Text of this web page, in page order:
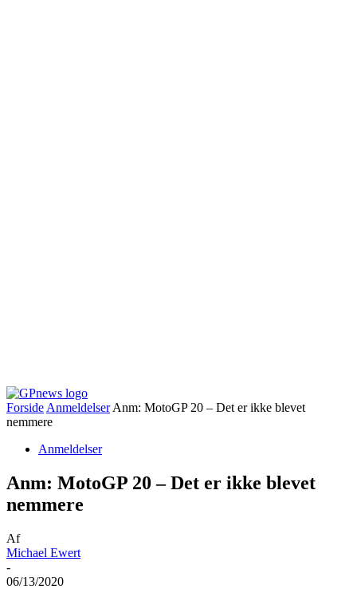
Forside Anmeldelser Anm: MotoGP 20 – Det er ikke blevet
nemmere
Anmeldelser
Anm: MotoGP 20 – Det er ikke blevet
nemmere
Af
Michael Ewert
-
06/13/2020